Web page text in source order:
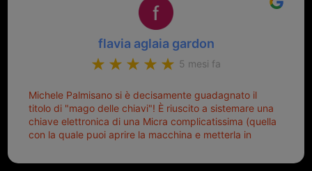
flavia aglaia gardon
5 mesi fa
Michele Palmisano si è decisamente guadagnato il
titolo di "mago delle chiavi"! È riuscito a sistemare una
chiave elettronica di una Micra complicatissima (quella
con la quale puoi aprire la macchina e metterla in
pronta per la pattumiera... Avevo passato mesi con le